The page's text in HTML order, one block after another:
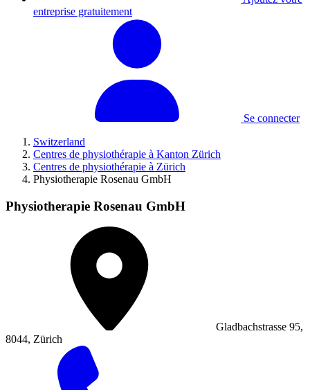
entreprise gratuitement
Se connecter
Switzerland
Centres de physiothérapie à Kanton Zürich
Centres de physiothérapie à Zürich
Physiotherapie Rosenau GmbH
Physiotherapie Rosenau GmbH
Gladbachstrasse 95,
8044, Zürich